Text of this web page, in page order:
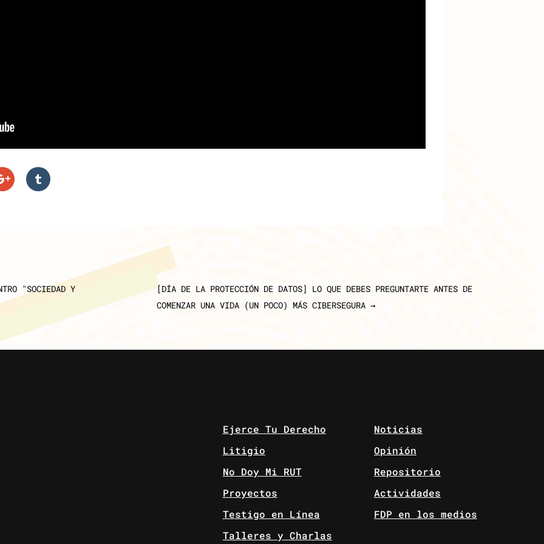
"SOCIEDAD Y
[DÍA DE LA PROTECCIÓN DE DATOS] LO QUE DEBES PREGUNTARTE ANTES DE
COMENZAR UNA VIDA (UN POCO) MÁS CIBERSEGURA →
Ejerce Tu Derecho
Litigio
No Doy Mi RUT
Proyectos
Testigo en Línea
Talleres y Charlas
Noticias
Opinión
Repositorio
Actividades
FDP en los medios